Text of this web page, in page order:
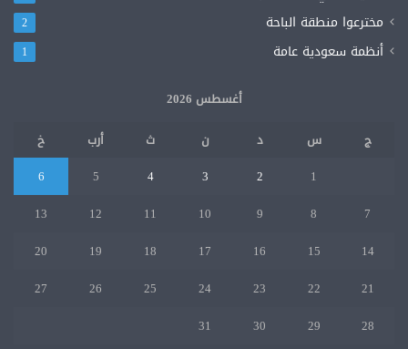
مخترعوا منطقة الباحة 2
أنظمة سعودية عامة 1
أغسطس 2026
ج
س د ن ث أرب
خ
1
2
3
4
5
6
7
8
9
10
11
12
13
14
15
16
17
18
19
20
21
22
23
24
25
26
27
28
29
30
31